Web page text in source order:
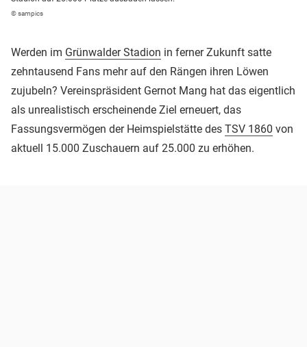
© sampics
Werden im Grünwalder Stadion in ferner Zukunft satte
zehntausend Fans mehr auf den Rängen ihren Löwen
zujubeln? Vereinspräsident Gernot Mang hat das eigentlich
als unrealistisch erscheinende Ziel erneuert, das
Fassungsvermögen der Heimspielstätte des TSV 1860 von
aktuell 15.000 Zuschauern auf 25.000 zu erhöhen.